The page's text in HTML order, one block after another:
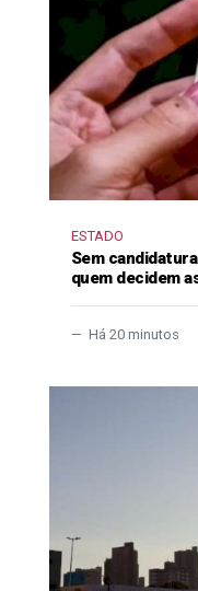
ESTADO
Sem
quem decidem
Há 20 minutos